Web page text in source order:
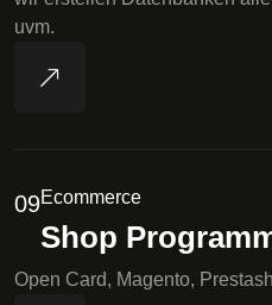
uvm.
09Ecommerce
Shop
Open Card, Magento,